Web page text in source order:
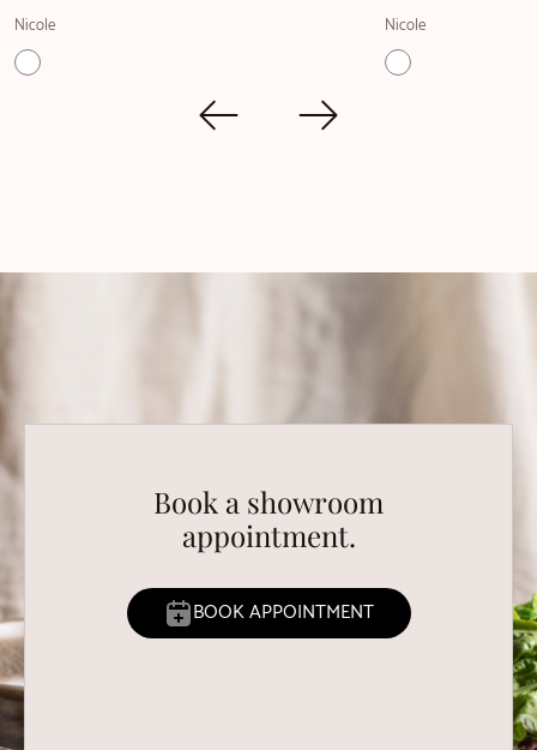
Nicole Nicole
Book a showroom
appointment.
BOOK APPOINTMENT